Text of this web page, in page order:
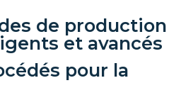
de production
et avancés
pour la